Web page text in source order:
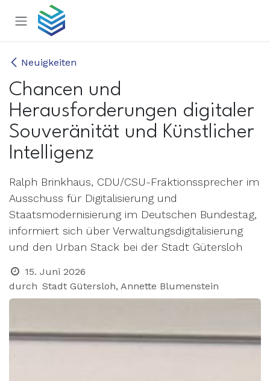
Zum Inhalt springen
Neuigkeiten
Chancen und
Herausforderungen digitaler
Souveränität und Künstlicher
Intelligenz
Ralph Brinkhaus, CDU/CSU-Fraktionssprecher im
Ausschuss für Digitalisierung und
Staatsmodernisierung im Deutschen Bundestag,
informiert sich über Verwaltungsdigitalisierung
und den Urban Stack bei der Stadt Gütersloh
15. Juni 2026
durch Stadt Gütersloh, Annette Blumenstein